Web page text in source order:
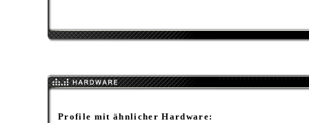
Profile mit ähnlicher Hardware: